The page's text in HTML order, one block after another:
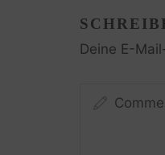
Deine E-